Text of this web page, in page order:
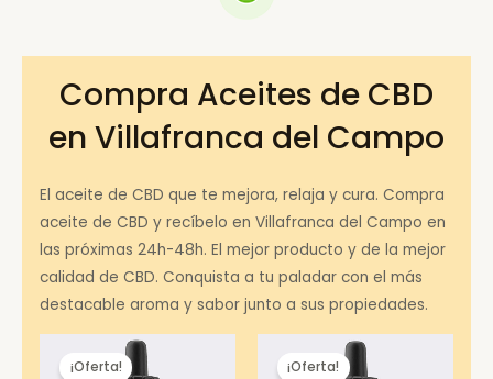
Compra Aceites de CBD
en Villafranca del Campo
El aceite de CBD que te mejora, relaja y cura. Compra
aceite de CBD y recíbelo en Villafranca del Campo en
las próximas 24h-48h. El mejor producto y de la mejor
calidad de CBD. Conquista a tu paladar con el más
destacable aroma y sabor junto a sus propiedades.
¡Oferta! ¡Oferta!